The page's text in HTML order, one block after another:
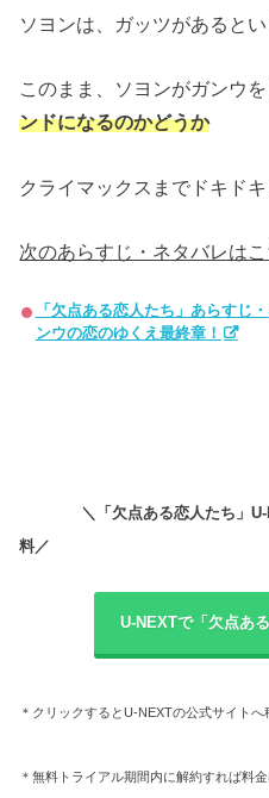
ソヨンは、ガッツがあると
このまま、ソヨンがガンウ
ンドになるのかどうか
クライマックスまでドキドキ
次のあらすじ・ネタバレは
「欠点ある恋人たち」あらすじ
ンウの恋のゆくえ最終章！
＼「欠点ある恋人たち」U-
料／
U-NEXTで「欠点あ
＊クリックするとU-NEXTの公式サイトへ
＊無料トライアル期間内に解約すれば料